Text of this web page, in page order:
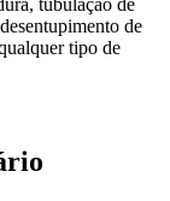
tubulação de
de
tipo de